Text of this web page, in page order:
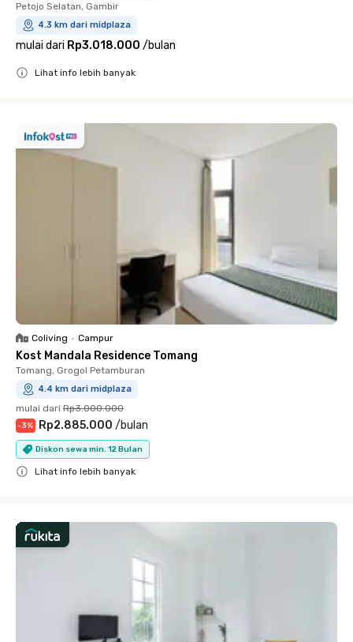
Petojo Selatan, Gambir
4.3 km dari midplaza
mulai dari Rp3.018.000 /bulan
Lihat info lebih banyak
Coliving • Campur
Kost Mandala Residence Tomang
Tomang, Grogol Petamburan
4.4 km dari midplaza
mulai dari Rp3.000.000
-3% Rp2.885.000 /bulan
Diskon sewa min. 12 Bulan
Lihat info lebih banyak